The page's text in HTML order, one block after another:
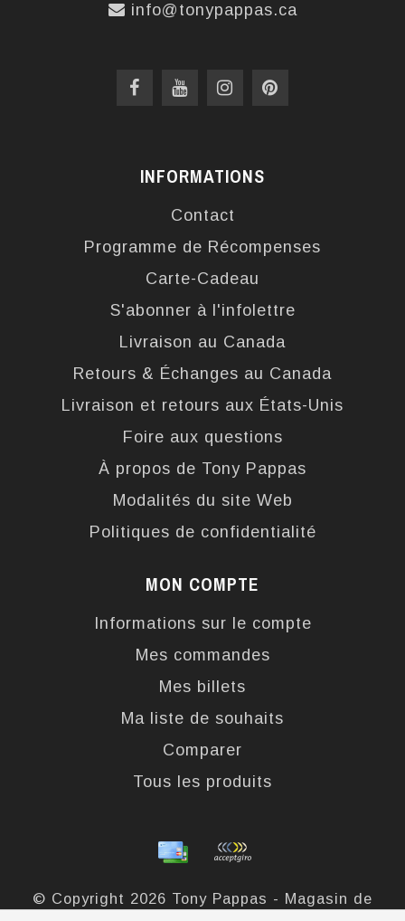
info@tonypappas.ca
INFORMATIONS
Contact
Programme de Récompenses
Carte-Cadeau
S'abonner à l'infolettre
Livraison au Canada
Retours & Échanges au Canada
Livraison et retours aux États-Unis
Foire aux questions
À propos de Tony Pappas
Modalités du site Web
Politiques de confidentialité
MON COMPTE
Informations sur le compte
Mes commandes
Mes billets
Ma liste de souhaits
Comparer
Tous les produits
© Copyright 2026 Tony Pappas - Magasin de